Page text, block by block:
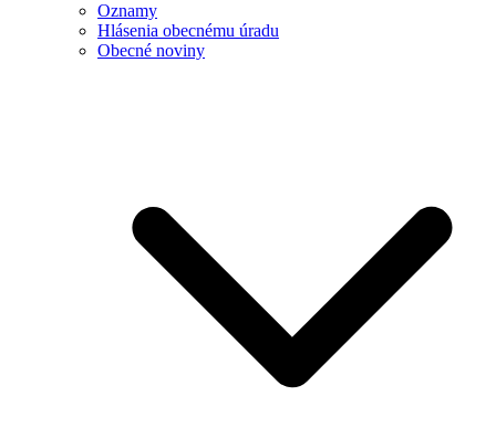
Oznamy
Hlásenia obecnému úradu
Obecné noviny